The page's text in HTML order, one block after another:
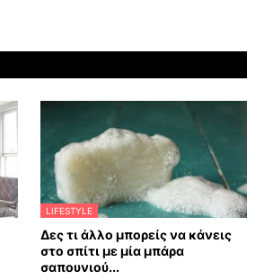
LIFESTYLE
Δες τι άλλο μπορείς να κάνεις
στο σπίτι με μία μπάρα
σαπουνιού...